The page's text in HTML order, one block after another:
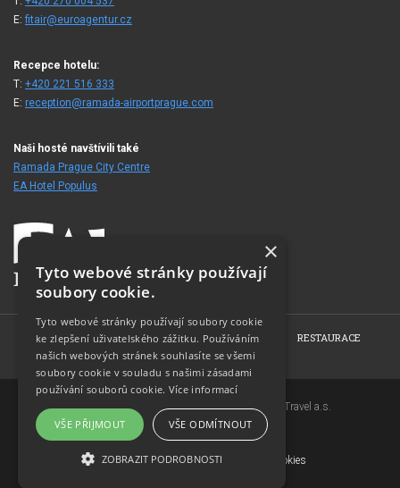
E:fitair@euroagentur.cz
Recepce hotelu:
T: +420 221 516 333
E: reception@ramada-airportprague.com
Naši hosté navštívili také
Ramada Prague City Centre
EA Hotel Populus
HOME O HOTELU POKOJE KONFERENCE
RESTAURACE
FOTOGALERIE
KONTAKT
Copyright © 2007-2026 EuroAgentur Hotels&Travel a.s.
www.bezvapobyt.cz
Všeobecné podmínky rezervace
Deklarace o ochraně osobních údajů
Cookies
×
Tyto webové stránky používají
soubory cookie.
Tyto webové stránky používají soubory cookie
ke zlepšení uživatelského zážitku. Používáním
našich webových stránek souhlasíte se všemi
soubory cookie v souladu s našimi zásadami
používání souborů cookie. Více informací
VŠE PŘIJMOUT VŠE ODMÍTNOUT
ZOBRAZIT PODROBNOSTI